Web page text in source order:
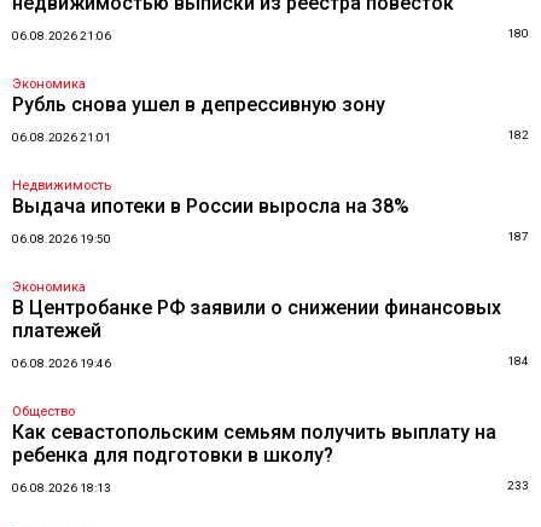
06.08.2026 21:06 180
Экономика
Рубль снова ушел в депрессивную зону
06.08.2026 21:01 182
Недвижимость
Выдача ипотеки в России выросла на 38%
06.08.2026 19:50 187
Экономика
В Центробанке РФ заявили о снижении финансовых
платежей
06.08.2026 19:46 184
Общество
Как севастопольским семьям получить выплату на
ребенка для подготовки в школу?
06.08.2026 18:13 233